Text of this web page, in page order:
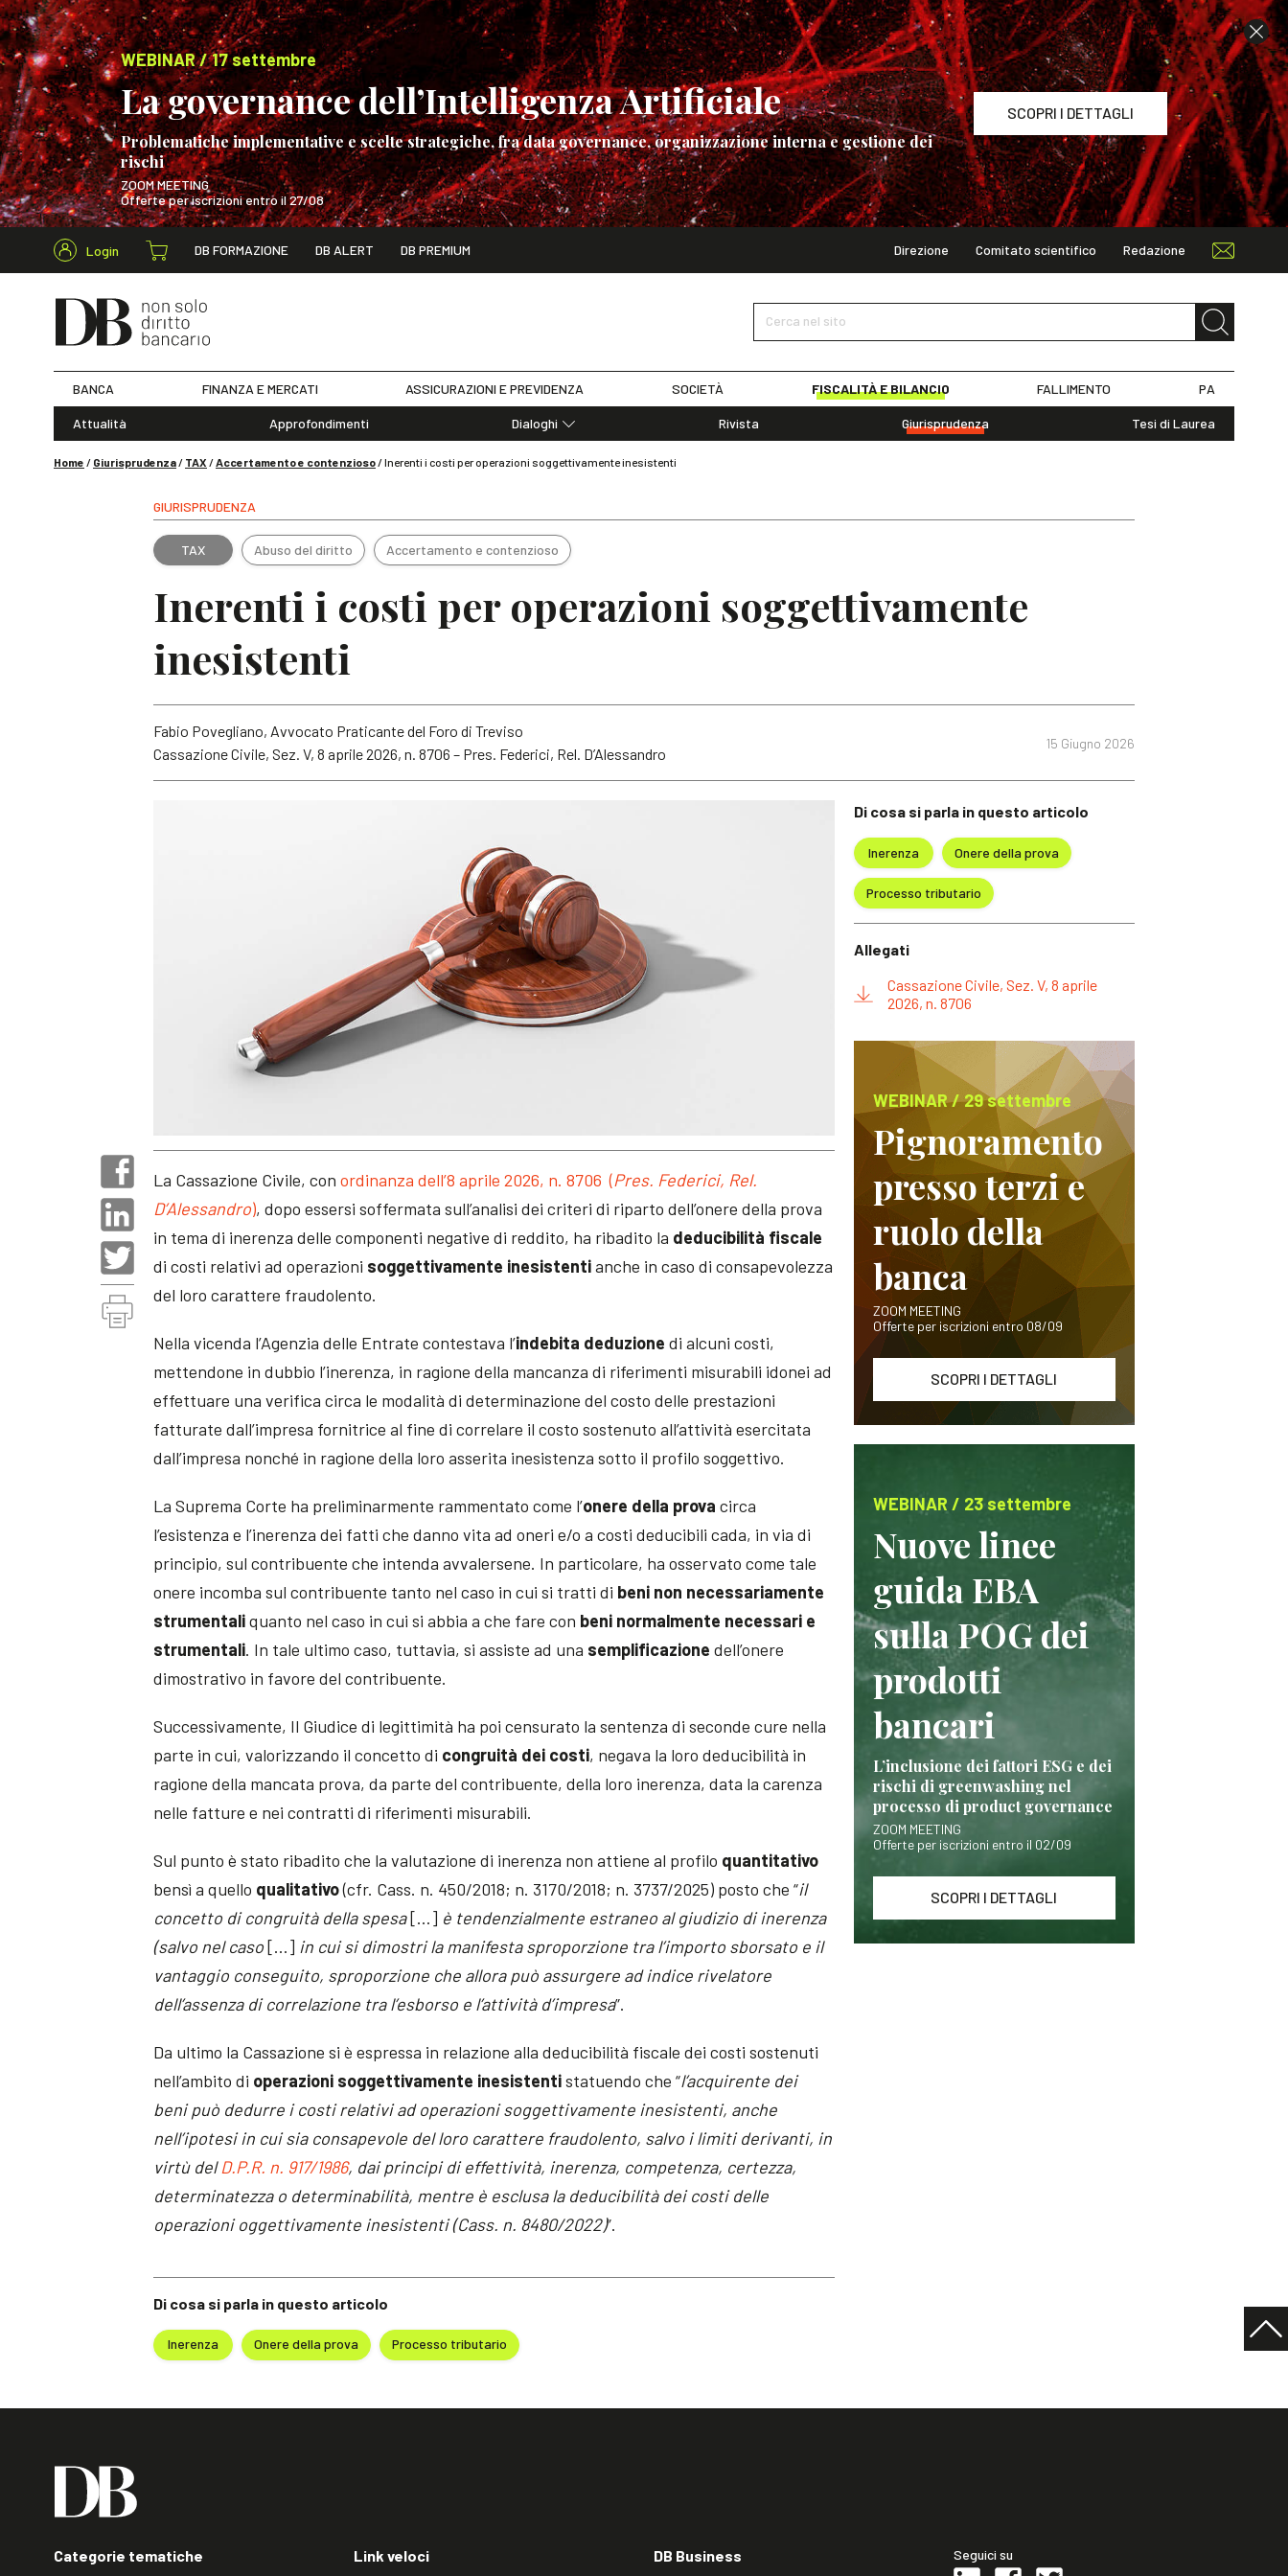
WEBINAR / 17 settembre
La governance dell’Intelligenza Artificiale
Problematiche implementative e scelte strategiche, fra data governance, organizzazione interna e gestione dei
rischi
ZOOM MEETING
Offerte per iscrizioni entro il 27/08
SCOPRI I DETTAGLI
WEBINAR / 17 settembre
Login DB FORMAZIONE DB ALERT DB PREMIUM Direzione Comitato scientifico Redazione
Cerca nel sito
Cerca nel sito
BANCA FINANZA E MERCATI ASSICURAZIONI E PREVIDENZA SOCIETÀ FISCALITÀ E BILANCIO FALLIMENTO PA
Attualità Approfondimenti
Dialoghi
Rivista Giurisprudenza Tesi di Laurea
Home / Giurisprudenza/ TAX /Accertamento e contenzioso/Inerenti i costi per operazioni soggettivamente inesistenti
GIURISPRUDENZA
TAX Abuso del diritto Accertamento e contenzioso
Inerenti i costi per operazioni soggettivamente
inesistenti
15 Giugno 2026
Fabio Povegliano, Avvocato Praticante del Foro di Treviso
Cassazione Civile, Sez. V, 8 aprile 2026, n. 8706 – Pres. Federici, Rel. D’Alessandro
Di cosa si parla in questo articolo
Inerenza Onere della prova Processo tributario
La Cassazione Civile, conordinanza dell’8 aprile 2026, n. 8706 (Pres. Federici, Rel.
D’Alessandro), dopo essersi soffermata sull’analisi dei criteri di riparto dell’onere della prova
in tema di inerenza delle componenti negative di reddito, ha ribadito la deducibilità fiscale
di costi relativi ad operazioni soggettivamente inesistentianche in caso di consapevolezza
del loro carattere fraudolento.
Nella vicenda l’Agenzia delle Entrate contestava l’indebita deduzione di alcuni costi,
mettendone in dubbio l’inerenza, in ragione della mancanza di riferimenti misurabili idonei ad
effettuare una verifica circa le modalità di determinazione del costo delle prestazioni
fatturate dall’impresa fornitrice al fine di correlare il costo sostenuto all’attività esercitata
dall’impresa nonché in ragione della loro asserita inesistenza sotto il profilo soggettivo.
La Suprema Corte ha preliminarmente rammentato come l’onere della prova circa
l’esistenza e l’inerenza dei fatti che danno vita ad oneri e/o a costi deducibili cada, in via di
principio, sul contribuente che intenda avvalersene. In particolare, ha osservato come tale
onere incomba sul contribuente tanto nel caso in cui si tratti di beni non necessariamente
strumentaliquanto nel caso in cui si abbia a che fare con beni normalmente necessari e
strumentali. In tale ultimo caso, tuttavia, si assiste ad una semplificazione dell’onere
dimostrativo in favore del contribuente.
Successivamente, Il Giudice di legittimità ha poi censurato la sentenza di seconde cure nella
parte in cui, valorizzando il concetto di congruità dei costi, negava la loro deducibilità in
ragione della mancata prova, da parte del contribuente, della loro inerenza, data la carenza
nelle fatture e nei contratti di riferimenti misurabili.
Sul punto è stato ribadito che la valutazione di inerenza non attiene al profilo quantitativo
bensì a quello qualitativo(cfr. Cass. n. 450/2018; n. 3170/2018; n. 3737/2025) posto che “il
concetto di congruità della spesa[…] è tendenzialmente estraneo al giudizio di inerenza
(salvo nel caso[…] in cui si dimostri la manifesta sproporzione tra l’importo sborsato e il
vantaggio conseguito, sproporzione che allora può assurgere ad indice rivelatore
dell’assenza di correlazione tra l’esborso e l’attività d’impresa”.
Da ultimo la Cassazione si è espressa in relazione alla deducibilità fiscale dei costi sostenuti
nell’ambito di operazioni soggettivamente inesistentistatuendo che “l’acquirente dei
beni può dedurre i costi relativi ad operazioni soggettivamente inesistenti, anche
nell’ipotesi in cui sia consapevole del loro carattere fraudolento, salvo i limiti derivanti, in
virtù delD.P.R. n. 917/1986, dai principi di effettività, inerenza, competenza, certezza,
determinatezza o determinabilità, mentre è esclusa la deducibilità dei costi delle
operazioni oggettivamente inesistenti (Cass. n. 8480/2022)”.
Di cosa si parla in questo articolo
Inerenza Onere della prova
Processo tributario
Allegati
Cassazione Civile, Sez. V, 8 aprile
2026, n. 8706
WEBINAR / 29 settembre
Pignoramento
presso terzi e
ruolo della
banca
ZOOM MEETING
Offerte per iscrizioni entro 08/09
SCOPRI I DETTAGLI
WEBINAR / 23 settembre
Nuove linee
guida EBA
sulla POG dei
prodotti
bancari
L’inclusione dei fattori ESG e dei
rischi di greenwashing nel
processo di product governance
ZOOM MEETING
Offerte per iscrizioni entro il 02/09
SCOPRI I DETTAGLI
Categorie tematiche Link veloci DB Business Seguici su